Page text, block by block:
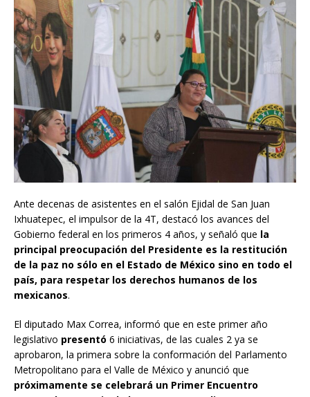
Ante decenas de asistentes en el salón Ejidal de San Juan
Ixhuatepec, el impulsor de la 4T, destacó los avances del
Gobierno federal en los primeros 4 años, y señaló que la
principal preocupación del Presidente es la restitución
de la paz no sólo en el Estado de México sino en todo el
país, para respetar los derechos humanos de los
mexicanos.
El diputado Max Correa, informó que en este primer año
legislativo presentó 6 iniciativas, de las cuales 2 ya se
aprobaron, la primera sobre la conformación del Parlamento
Metropolitano para el Valle de México y anunció que
próximamente se celebrará un Primer Encuentro